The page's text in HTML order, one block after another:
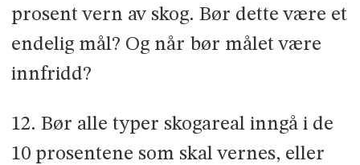
prosent vern av skog. Bør dette være et
endelig mål? Og når bør målet være
innfridd?
12. Bør alle typer skogareal inngå i de
10 prosentene som skal vernes, eller